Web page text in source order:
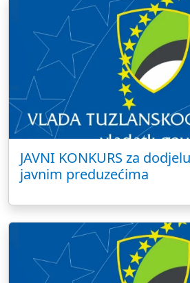
JAVNI KONKURS za
javnim preduzećima